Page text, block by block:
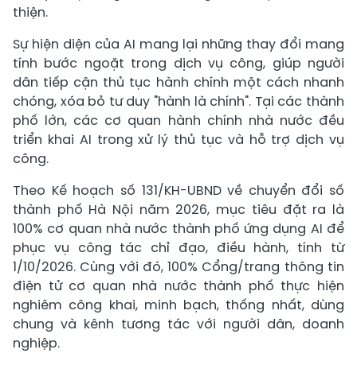
thiện.
Sự hiện diện của AI mang lại những thay đổi mang
tính bước ngoặt trong dịch vụ công, giúp người
dân tiếp cận thủ tục hành chính một cách nhanh
chóng, xóa bỏ tư duy "hành là chính". Tại các thành
phố lớn, các cơ quan hành chính nhà nước đều
triển khai AI trong xử lý thủ tục và hỗ trợ dịch vụ
công.
Theo Kế hoạch số 131/KH-UBND về chuyển đổi số
thành phố Hà Nội năm 2026, mục tiêu đặt ra là
100% cơ quan nhà nước thành phố ứng dụng AI để
phục vụ công tác chỉ đạo, điều hành, tính từ
1/10/2026. Cùng với đó, 100% Cổng/trang thông tin
điện tử cơ quan nhà nước thành phố thực hiện
nghiêm công khai, minh bạch, thống nhất, dùng
chung và kênh tương tác với người dân, doanh
nghiệp.